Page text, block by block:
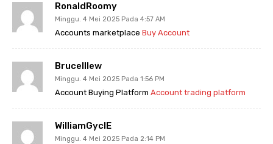
RonaldRoomy
Minggu. 4 Mei 2025 Pada 4:57 AM
Accounts marketplace Buy Account
BruceIllew
Minggu. 4 Mei 2025 Pada 1:56 PM
Account Buying Platform Account trading platform
WilliamGyclE
Minggu. 4 Mei 2025 Pada 2:14 PM